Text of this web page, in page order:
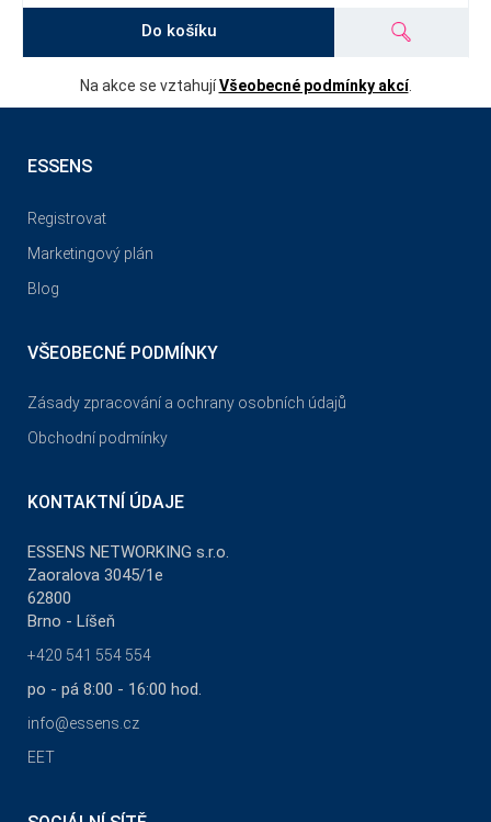
Do košíku
Na akce se vztahujíVšeobecné podmínky akcí.
ESSENS
Registrovat
Marketingový plán
Blog
VŠEOBECNÉ PODMÍNKY
Zásady zpracování a ochrany osobních údajů
Obchodní podmínky
KONTAKTNÍ ÚDAJE
ESSENS NETWORKING s.r.o.
Zaoralova 3045/1e
62800
Brno - Líšeň
+420 541 554 554
po - pá 8:00 - 16:00 hod.
info@essens.cz
EET